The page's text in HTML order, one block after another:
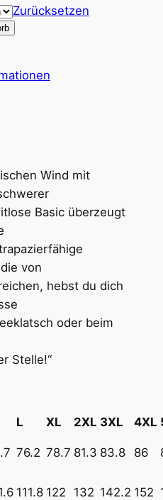
4
,
i
s
5
,
6
Zurücksetzen
Wind mit
Basic überzeugt
von
hebst du dich
oder beim
Stelle!“
L XL 2XL 3XL 4XL
76.2 78.7 81.3 83.8 86
111.8 122 132 142.2 152